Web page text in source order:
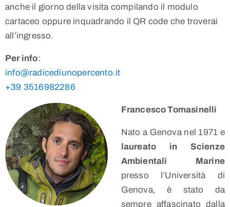
anche il giorno della visita compilando il modulo
cartaceo oppure inquadrando il QR code che troverai
all’ingresso.
Per info:
info@radicediunopercento.it
+39 3516982286
Francesco Tomasinelli
Nato a Genova nel 1971 e
laureato in Scienze
Ambientali Marine
presso l’Università di
Genova, è stato da
sempre affascinato dalla